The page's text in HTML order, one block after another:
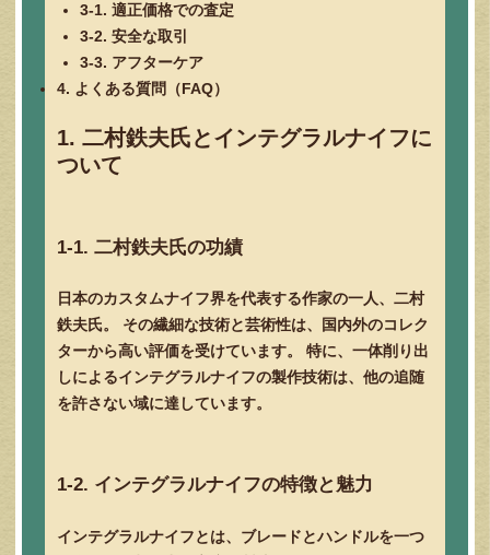
3-1. 適正価格での査定
3-2. 安全な取引
3-3. アフターケア
4. よくある質問（FAQ）
1. 二村鉄夫氏とインテグラルナイフに
ついて
1-1. 二村鉄夫氏の功績
日本のカスタムナイフ界を代表する作家の一人、二村
鉄夫氏。 その繊細な技術と芸術性は、国内外のコレク
ターから高い評価を受けています。 特に、一体削り出
しによるインテグラルナイフの製作技術は、他の追随
を許さない域に達しています。
1-2. インテグラルナイフの特徴と魅力
インテグラルナイフとは、ブレードとハンドルを一つ